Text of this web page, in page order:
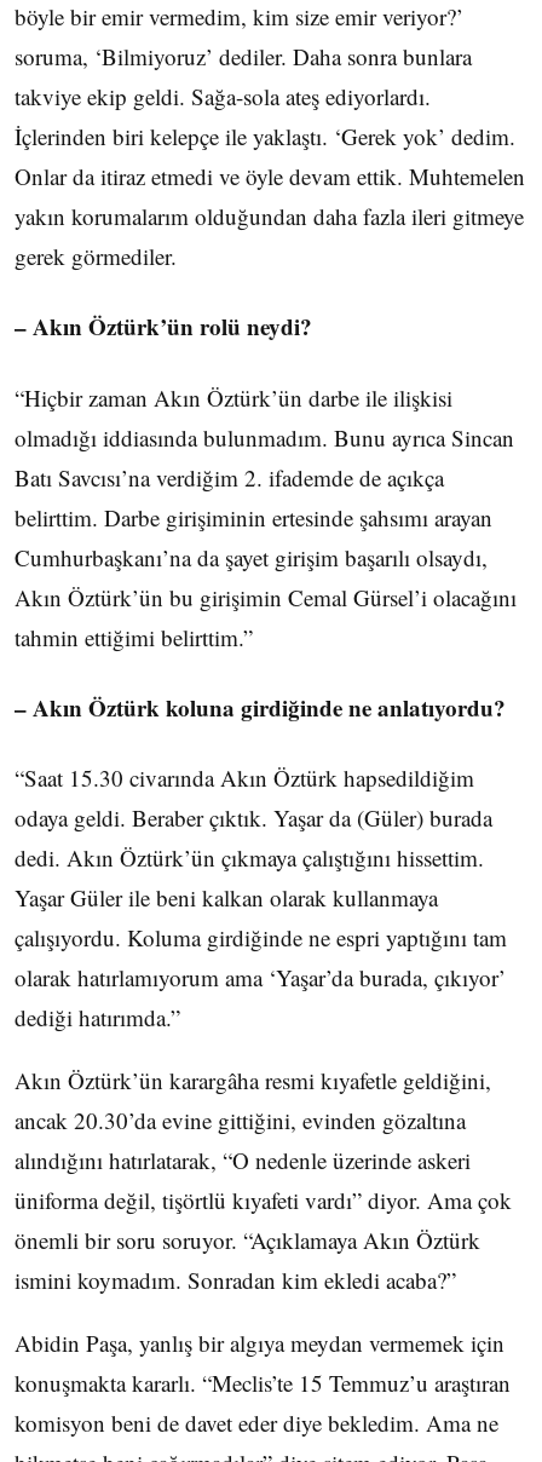
böyle bir emir vermedim, kim size emir veriyor?’
soruma, ‘Bilmiyoruz’ dediler. Daha sonra bunlara
takviye ekip geldi. Sağa-sola ateş ediyorlardı.
İçlerinden biri kelepçe ile yaklaştı. ‘Gerek yok’ dedim.
Onlar da itiraz etmedi ve öyle devam ettik. Muhtemelen
yakın korumalarım olduğundan daha fazla ileri gitmeye
gerek görmediler.
– Akın Öztürk’ün rolü neydi?
“Hiçbir zaman Akın Öztürk’ün darbe ile ilişkisi
olmadığı iddiasında bulunmadım. Bunu ayrıca Sincan
Batı Savcısı’na verdiğim 2. ifademde de açıkça
belirttim. Darbe girişiminin ertesinde şahsımı arayan
Cumhurbaşkanı’na da şayet girişim başarılı olsaydı,
Akın Öztürk’ün bu girişimin Cemal Gürsel’i olacağını
tahmin ettiğimi belirttim.”
– Akın Öztürk koluna girdiğinde ne anlatıyordu?
“Saat 15.30 civarında Akın Öztürk hapsedildiğim
odaya geldi. Beraber çıktık. Yaşar da (Güler) burada
dedi. Akın Öztürk’ün çıkmaya çalıştığını hissettim.
Yaşar Güler ile beni kalkan olarak kullanmaya
çalışıyordu. Koluma girdiğinde ne espri yaptığını tam
olarak hatırlamıyorum ama ‘Yaşar’da burada, çıkıyor’
dediği hatırımda.”
Akın Öztürk’ün karargâha resmi kıyafetle geldiğini,
ancak 20.30’da evine gittiğini, evinden gözaltına
alındığını hatırlatarak, “O nedenle üzerinde askeri
üniforma değil, tişörtlü kıyafeti vardı” diyor. Ama çok
önemli bir soru soruyor. “Açıklamaya Akın Öztürk
ismini koymadım. Sonradan kim ekledi acaba?”
Abidin Paşa, yanlış bir algıya meydan vermemek için
konuşmakta kararlı. “Meclis’te 15 Temmuz’u araştıran
komisyon beni de davet eder diye bekledim. Ama ne